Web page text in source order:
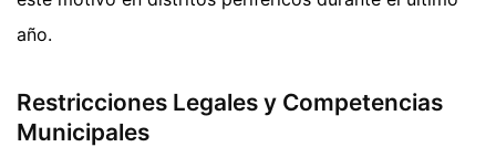
año.
Restricciones Legales y Competencias
Municipales